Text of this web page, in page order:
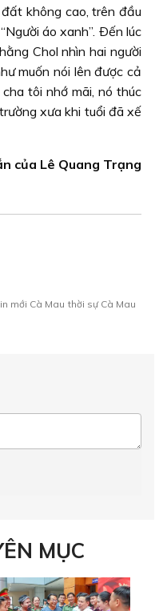
không cao, trên đầu
áo xanh”. Ðến lúc
Chol nhìn hai người
muốn nói lên được cả
tôi nhớ mãi, nó thúc
xưa khi tuổi đã xế
của Lê Quang Trạng
mới Cà Mau thời sự Cà Mau
MỤC